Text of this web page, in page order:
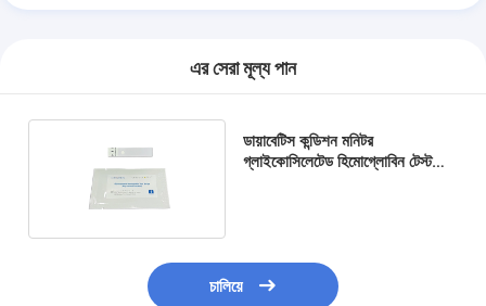
এর সেরা মূল্য পান
ডায়াবেটিস কন্ডিশন মনিটর
গ্লাইকোসিলেটেড হিমোগ্লোবিন টেস্ট
চালিয়ে